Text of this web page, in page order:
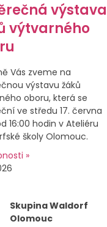
výstava
výtvarného
Vás zveme na
výstavu žáků
oboru, která se
ve středu 17. června
16:00 hodin v Ateliéru
školy Olomouc.
»
Skupina Waldorf
Olomouc